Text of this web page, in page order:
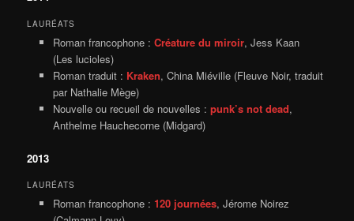
LAURÉATS
Roman francophone : Créature du miroir, Jess Kaan
(Les lucioles)
Roman traduit : Kraken, China Miéville (Fleuve Noir, traduit
par Nathalie Mège)
Nouvelle ou recueil de nouvelles : punk’s not dead,
Anthelme Hauchecorne (Midgard)
2013
LAURÉATS
Roman francophone : 120 journées, Jérome Noirez